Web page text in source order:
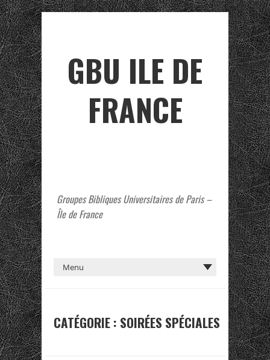
GBU ILE DE
FRANCE
Groupes Bibliques Universitaires de Paris –
Île de France
CATÉGORIE : SOIRÉES SPÉCIALES